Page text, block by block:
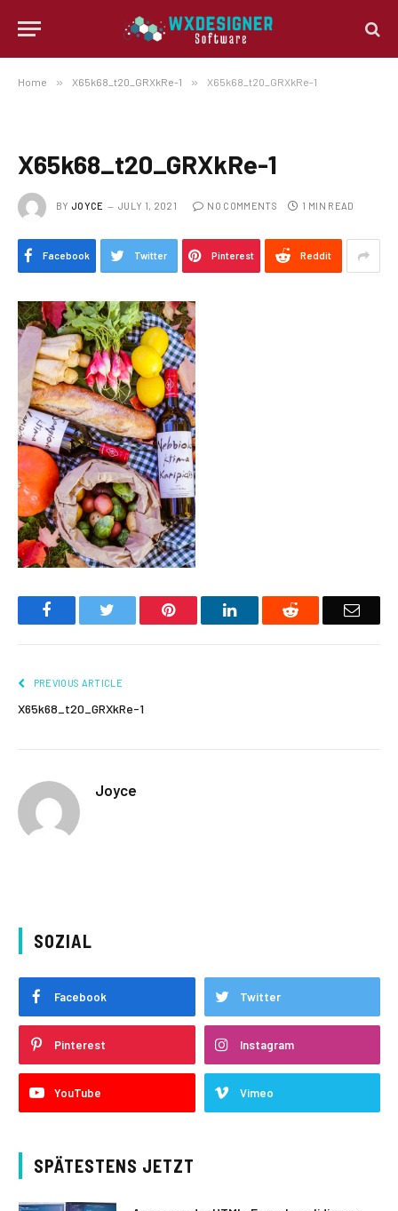
Home » X65k68_t20_GRXkRe-1 » X65k68_t20_GRXkRe-1
X65k68_t20_GRXkRe-1
BY JOYCE JULY 1, 2021 NO COMMENTS 1 MIN READ
Facebook Twitter Pinterest Reddit
Facebook Pinterest LinkedIn Reddit Email
PREVIOUS ARTICLE
X65k68_t20_GRXkRe-1
Joyce
SOZIAL
Facebook Twitter
Pinterest Instagram
YouTube Vimeo
SPÄTESTENS JETZT